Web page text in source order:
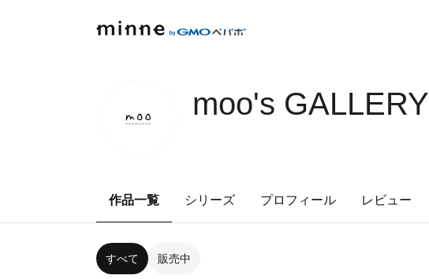
moo's GALLERY
作品一覧 シリーズ プロフィール レビュー
すべて 販売中